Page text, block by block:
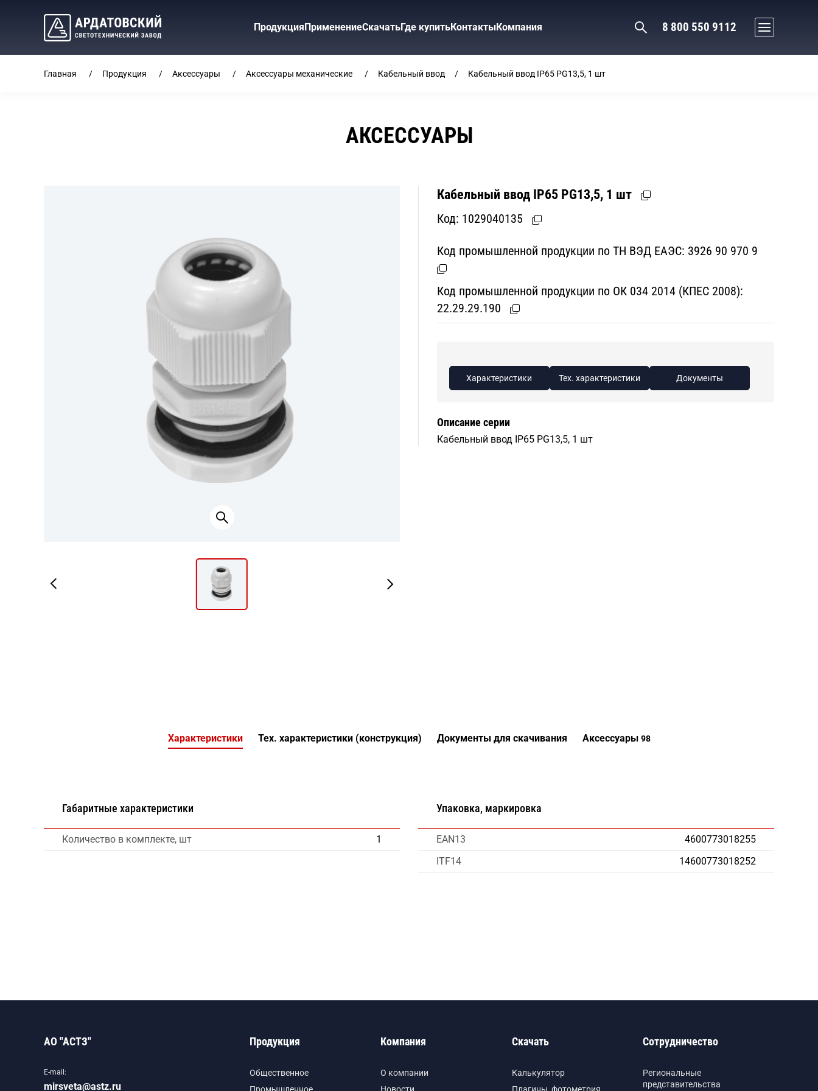
ПродукцияПрименениеСкачатьГде купитьКонтактыКомпания 8 800 550 9112
Главная Продукция Аксессуары Аксессуары механические Кабельный ввод Кабельный ввод IP65 PG13,5, 1 шт
АКСЕССУАРЫ
Кабельный ввод IP65 PG13,5, 1 шт
Код: 1029040135
Код промышленной продукции по ТН ВЭД ЕАЭС: 3926 90 970 9
Код промышленной продукции по ОК 034 2014 (КПЕС 2008):
22.29.29.190
Характеристики Тех. характеристики Документы
Описание серии
Кабельный ввод IP65 PG13,5, 1 шт
Характеристики Тех. характеристики (конструкция) Документы для скачивания Аксессуары 98
Габаритные характеристики
Количество в комплекте, шт 1
Упаковка, маркировка
EAN13
4600773018255
ITF14
14600773018252
АО "АСТЗ"
E-mail:
mirsveta@astz.ru
Продукция
Общественное
Компания
О компании
Скачать
Калькулятор
Сотрудничество
Региональные
представительства